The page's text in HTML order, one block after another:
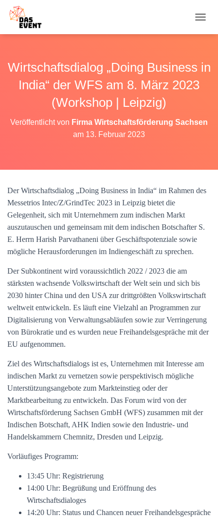
A
G
A
M
E
Wirtschaftsdialog „Doing Business in
India“ der WFS am 8. März 2023
(Workshop | Leipzig)
Veröffentlicht von Firma Wirtschaftsförderung Sachsen
am 13. Februar 2023
Der Wirtschaftsdialog „Doing Business in India“ im Rahmen des
Messetrios Intec/Z/GrindTec 2023 in Leipzig bietet die
Gelegenheit, sich mit Unternehmern zum indischen Markt
auszutauschen und gemeinsam mit dem indischen Botschafter S.
E. Herrn Harish Parvathaneni über Geschäftspotenziale sowie
mögliche Herausforderungen im Indiengeschäft zu sprechen.
Der Subkontinent wird voraussichtlich 2022 / 2023 die am
stärksten wachsende Volkswirtschaft der Welt sein und sich bis
2030 hinter China und den USA zur drittgrößten Volkswirtschaft
weltweit entwickeln. Es läuft eine Vielzahl an Programmen zur
Digitalisierung von Verwaltungsabläufen sowie zur Verringerung
von Bürokratie und es wurden neue Freihandelsgespräche mit der
EU aufgenommen.
Ziel des Wirtschaftsdialogs ist es, Unternehmen mit Interesse am
indischen Markt zu vernetzen sowie perspektivisch mögliche
Unterstützungsangebote zum Markteinstieg oder der
Marktbearbeitung zu entwickeln. Das Forum wird von der
Wirtschaftsförderung Sachsen GmbH (WFS) zusammen mit der
Indischen Botschaft, AHK Indien sowie den Industrie- und
Handelskammern Chemnitz, Dresden und Leipzig.
Vorläufiges Programm:
13:45 Uhr: Registrierung
14:00 Uhr: Begrüßung und Eröffnung des
Wirtschaftsdialoges
14:20 Uhr: Status und Chancen neuer Freihandelsgespräche